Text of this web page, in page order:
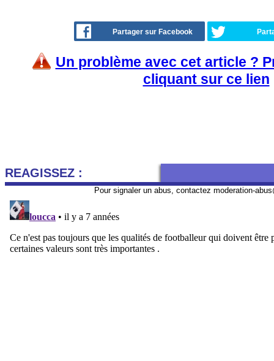
Partager sur Facebook
Un problème avec cet article ?
cliquant sur ce lien
REAGISSEZ :
Pour signaler un abus, contactez moderation-